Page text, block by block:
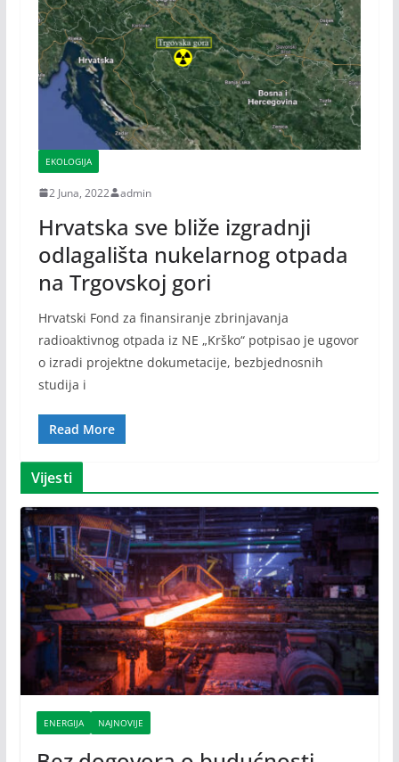
EKOLOGIJA
2 Juna, 2022 admin
Hrvatska sve bliže izgradnji
odlagališta nukelarnog otpada
na Trgovskoj gori
Hrvatski Fond za finansiranje zbrinjavanja
radioaktivnog otpada iz NE „Krško“ potpisao je ugovor
o izradi projektne dokumetacije, bezbjednosnih
studija i
Read More
Vijesti
ENERGIJA NAJNOVIJE